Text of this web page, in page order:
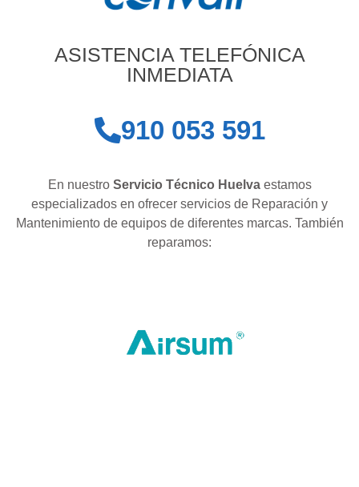
ASISTENCIA TELEFÓNICA
INMEDIATA
910 053 591
En nuestro Servicio Técnico Huelva estamos
especializados en ofrecer servicios de Reparación y
Mantenimiento de equipos de diferentes marcas. También
reparamos: